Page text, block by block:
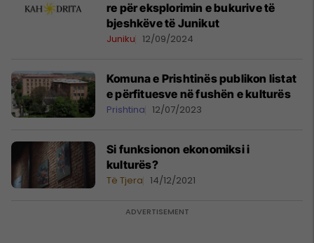
re për eksplorimin e bukurive të
bjeshkëve të Junikut
Juniku 12/09/2024
Komuna e Prishtinës publikon listat
e përfituesve në fushën e kulturës
Prishtina 12/07/2023
Si funksionon ekonomiksi i
kulturës?
Të Tjera 14/12/2021